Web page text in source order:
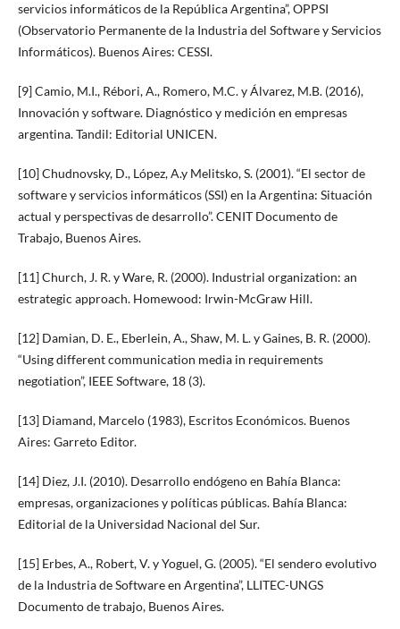
servicios informáticos de la República Argentina”, OPPSI
(Observatorio Permanente de la Industria del Software y Servicios
Informáticos). Buenos Aires: CESSI.
[9] Camio, M.I., Rébori, A., Romero, M.C. y Álvarez, M.B. (2016),
Innovación y software. Diagnóstico y medición en empresas
argentina. Tandil: Editorial UNICEN.
[10] Chudnovsky, D., López, A.y Melitsko, S. (2001). “El sector de
software y servicios informáticos (SSI) en la Argentina: Situación
actual y perspectivas de desarrollo”. CENIT Documento de
Trabajo, Buenos Aires.
[11] Church, J. R. y Ware, R. (2000). Industrial organization: an
estrategic approach. Homewood: Irwin-McGraw Hill.
[12] Damian, D. E., Eberlein, A., Shaw, M. L. y Gaines, B. R. (2000).
“Using different communication media in requirements
negotiation”, IEEE Software, 18 (3).
[13] Diamand, Marcelo (1983), Escritos Económicos. Buenos
Aires: Garreto Editor.
[14] Diez, J.I. (2010). Desarrollo endógeno en Bahía Blanca:
empresas, organizaciones y políticas públicas. Bahía Blanca:
Editorial de la Universidad Nacional del Sur.
[15] Erbes, A., Robert, V. y Yoguel, G. (2005). “El sendero evolutivo
de la Industria de Software en Argentina”, LLITEC-UNGS
Documento de trabajo, Buenos Aires.